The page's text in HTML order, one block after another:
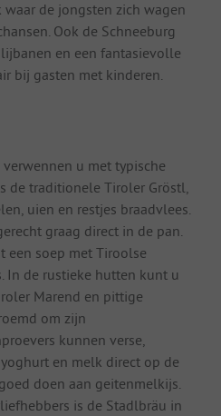
de jongsten zich wagen
Ook de Schneeburg
en een fantasievolle
bij gasten met kinderen.
u met typische
de traditionele Tiroler Gröstl,
uien en restjes braadvlees.
graag direct in de pan.
een soep met Tiroolse
In de rustieke hutten kunt u
Marend en pittige
om zijn
kunnen verse,
en melk direct op de
doen aan geitenmelkijs.
is de Stadlbräu in